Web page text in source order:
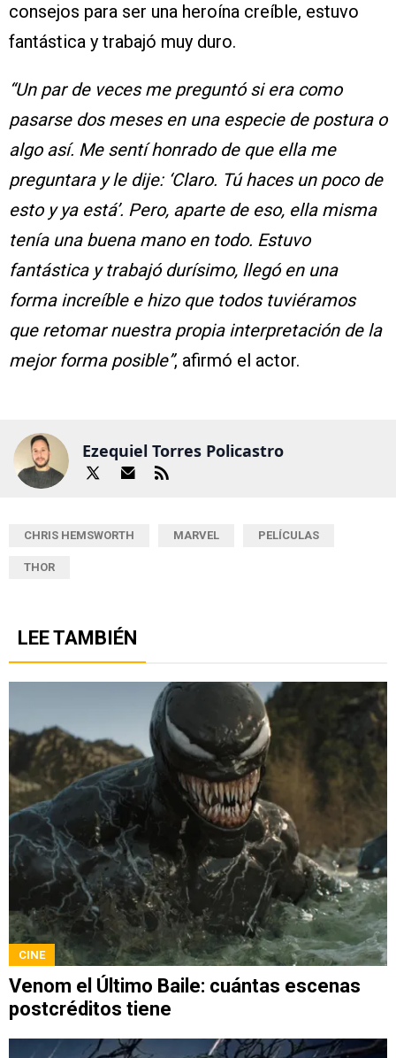
consejos para ser una heroína creíble, estuvo
fantástica y trabajó muy duro.
“Un par de veces me preguntó si era como
pasarse dos meses en una especie de postura o
algo así. Me sentí honrado de que ella me
preguntara y le dije: ‘Claro. Tú haces un poco de
esto y ya está’. Pero, aparte de eso, ella misma
tenía una buena mano en todo. Estuvo
fantástica y trabajó durísimo, llegó en una
forma increíble e hizo que todos tuviéramos
que retomar nuestra propia interpretación de la
mejor forma posible”, afirmó el actor.
Ezequiel Torres Policastro
CHRIS HEMSWORTH MARVEL PELÍCULAS
THOR
LEE TAMBIÉN
CINE
Venom el Último Baile: cuántas escenas
postcréditos tiene